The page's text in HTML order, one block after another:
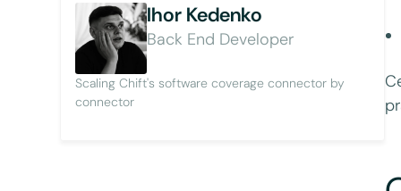
Ihor Kedenko
Back End Developer
Scaling Chift's software coverage connector by
connector